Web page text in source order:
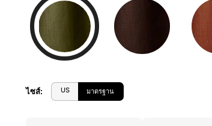
ไซส์: US มาตรฐาน